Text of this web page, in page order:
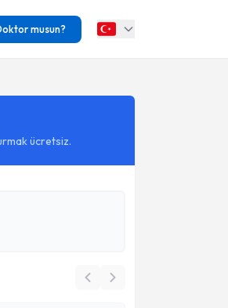
musun?
ücretsiz.